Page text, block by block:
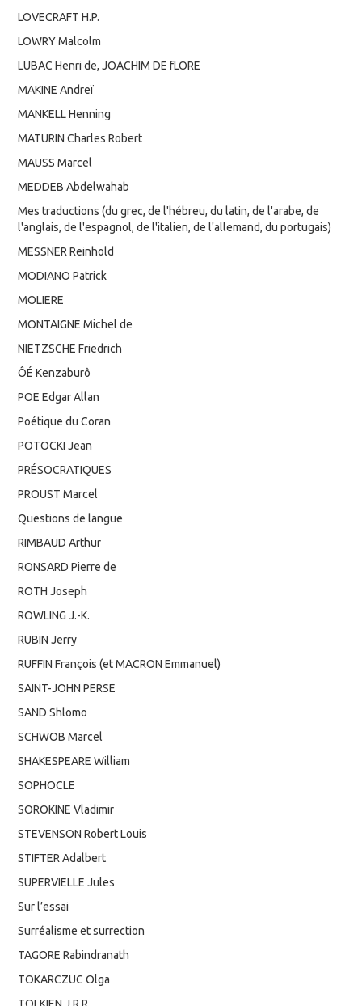
LOVECRAFT H.P.
LOWRY Malcolm
LUBAC Henri de, JOACHIM DE fLORE
MAKINE Andreï
MANKELL Henning
MATURIN Charles Robert
MAUSS Marcel
MEDDEB Abdelwahab
Mes traductions (du grec, de l'hébreu, du latin, de l'arabe, de
l'anglais, de l'espagnol, de l'italien, de l'allemand, du portugais)
MESSNER Reinhold
MODIANO Patrick
MOLIERE
MONTAIGNE Michel de
NIETZSCHE Friedrich
ÔÉ Kenzaburô
POE Edgar Allan
Poétique du Coran
POTOCKI Jean
PRÉSOCRATIQUES
PROUST Marcel
Questions de langue
RIMBAUD Arthur
RONSARD Pierre de
ROTH Joseph
ROWLING J.-K.
RUBIN Jerry
RUFFIN François (et MACRON Emmanuel)
SAINT-JOHN PERSE
SAND Shlomo
SCHWOB Marcel
SHAKESPEARE William
SOPHOCLE
SOROKINE Vladimir
STEVENSON Robert Louis
STIFTER Adalbert
SUPERVIELLE Jules
Sur l’essai
Surréalisme et surrection
TAGORE Rabindranath
TOKARCZUC Olga
TOLKIEN J.R.R.